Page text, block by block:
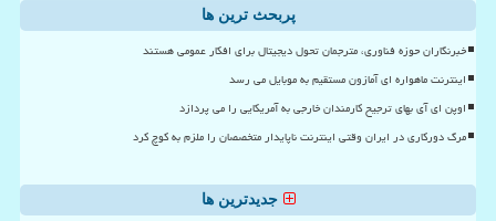
پربحث ترین ها
خبرنگاران حوزه فناوری، مترجمان تحول دیجیتال برای افکار عمومی هستند
اینترنت ماهواره ای آمازون مستقیم به موبایل می رسد
اوپن ای آی بهای ترجیح کارمندان خارجی به آمریکایی را می پردازد
مرگ دورکاری در ایران وقتی اینترنت ناپایدار متخصصان را ملزم به کوچ کرد
جدیدترین ها